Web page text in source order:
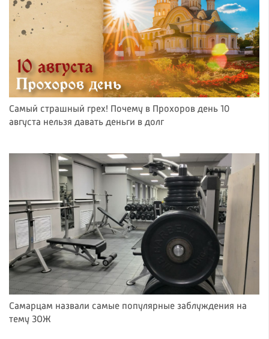
Самый страшный грех! Почему в Прохоров день 10
августа нельзя давать деньги в долг
Самарцам назвали самые популярные заблуждения на
тему ЗОЖ